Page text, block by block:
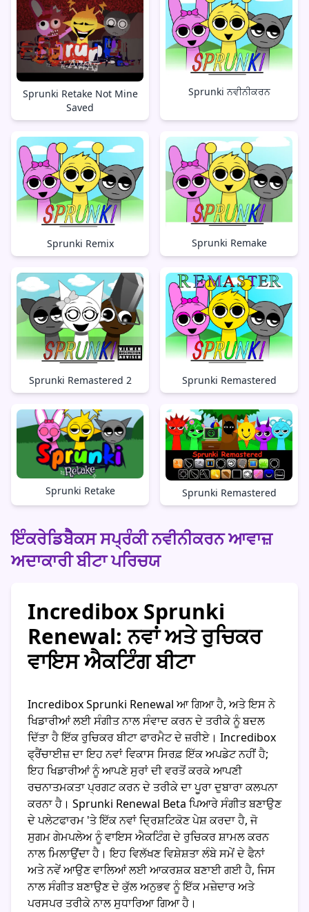
Sprunki Retake Not Mine
Saved
Sprunki ਨਵੀਨੀਕਰਨ
Sprunki Remix Sprunki Remake
Sprunki Remastered 2 Sprunki Remastered
Sprunki Retake Sprunki Remastered
ਇੰਕਰੇਡਿਬੋੈਕਸ ਸਪ੍ਰੰਕੀ ਨਵੀਨੀਕਰਨ ਆਵਾਜ਼
ਅਦਾਕਾਰੀ ਬੀਟਾ ਪਰਿਚਯ
Incredibox Sprunki
Renewal: ਨਵਾਂ ਅਤੇ ਰੁਚਿਕਰ
ਵਾਇਸ ਐਕਟਿੰਗ ਬੀਟਾ
Incredibox Sprunki Renewal ਆ ਗਿਆ ਹੈ, ਅਤੇ ਇਸ ਨੇ
ਖਿਡਾਰੀਆਂ ਲਈ ਸੰਗੀਤ ਨਾਲ ਸੰਵਾਦ ਕਰਨ ਦੇ ਤਰੀਕੇ ਨੂੰ ਬਦਲ
ਦਿੱਤਾ ਹੈ ਇੱਕ ਰੁਚਿਕਰ ਬੀਟਾ ਫਾਰਮੈਟ ਦੇ ਜ਼ਰੀਏ। Incredibox
ਫ੍ਰੈਂਚਾਈਜ਼ ਦਾ ਇਹ ਨਵਾਂ ਵਿਕਾਸ ਸਿਰਫ਼ ਇੱਕ ਅਪਡੇਟ ਨਹੀਂ ਹੈ;
ਇਹ ਖਿਡਾਰੀਆਂ ਨੂੰ ਆਪਣੇ ਸੁਰਾਂ ਦੀ ਵਰਤੋਂ ਕਰਕੇ ਆਪਣੀ
ਰਚਨਾਤਮਕਤਾ ਪ੍ਰਗਟ ਕਰਨ ਦੇ ਤਰੀਕੇ ਦਾ ਪੂਰਾ ਦੁਬਾਰਾ ਕਲਪਨਾ
ਕਰਨਾ ਹੈ। Sprunki Renewal Beta ਪਿਆਰੇ ਸੰਗੀਤ ਬਣਾਉਣ
ਦੇ ਪਲੇਟਫਾਰਮ 'ਤੇ ਇੱਕ ਨਵਾਂ ਦ੍ਰਿਸ਼ਟਿਕੋਣ ਪੇਸ਼ ਕਰਦਾ ਹੈ, ਜੋ
ਸੁਗਮ ਗੇਮਪਲੇਅ ਨੂੰ ਵਾਇਸ ਐਕਟਿੰਗ ਦੇ ਰੁਚਿਕਰ ਸ਼ਾਮਲ ਕਰਨ
ਨਾਲ ਮਿਲਾਉਂਦਾ ਹੈ। ਇਹ ਵਿਲੱਖਣ ਵਿਸ਼ੇਸ਼ਤਾ ਲੰਬੇ ਸਮੇਂ ਦੇ ਫੈਨਾਂ
ਅਤੇ ਨਵੇਂ ਆਉਣ ਵਾਲਿਆਂ ਲਈ ਆਕਰਸ਼ਕ ਬਣਾਈ ਗਈ ਹੈ, ਜਿਸ
ਨਾਲ ਸੰਗੀਤ ਬਣਾਉਣ ਦੇ ਕੁੱਲ ਅਨੁਭਵ ਨੂੰ ਇੱਕ ਮਜ਼ੇਦਾਰ ਅਤੇ
ਪਰਸਪਰ ਤਰੀਕੇ ਨਾਲ ਸੁਧਾਰਿਆ ਗਿਆ ਹੈ।